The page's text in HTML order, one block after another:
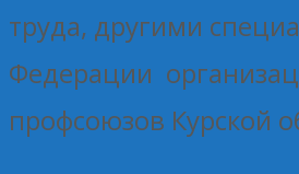
труда, другими
Федерации
профсоюзов Курской